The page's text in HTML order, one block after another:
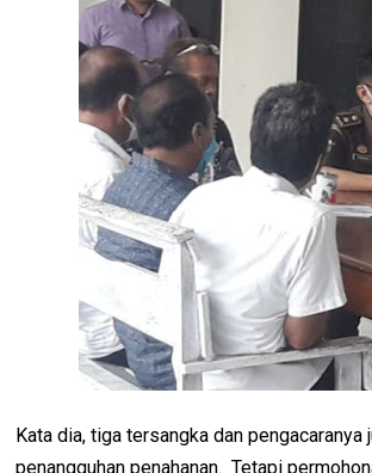
Kata dia, tiga tersangka dan pengacaranya
penangguhan penahanan. Tetapi